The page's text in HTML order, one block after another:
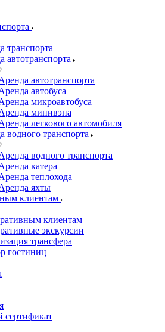
транспорта
автотранспорта
автотранспорта
автобуса
микроавтобуса
минивэна
легкового автомобиля
водного транспорта
водного транспорта
катера
теплохода
яхты
клиентам
клиентам
экскурсии
трансфера
гостиниц
сертификат